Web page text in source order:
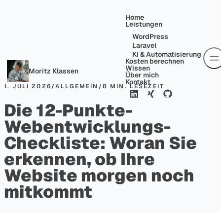
Home
Leistungen
WordPress
Laravel
KI & Automatisierung
Kosten berechnen
Wissen
Über mich
Kontakt
Moritz Klassen
1. JULI 2026/ALLGEMEIN /8 MIN. LESEZEIT
Die 12-Punkte-
Webentwicklungs-
Checkliste: Woran Sie
erkennen, ob Ihre
Website morgen noch
mitkommt